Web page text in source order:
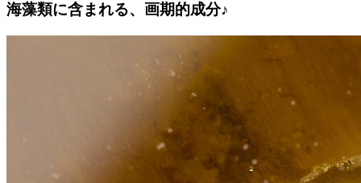
海藻類に含まれる、画期的成分♪